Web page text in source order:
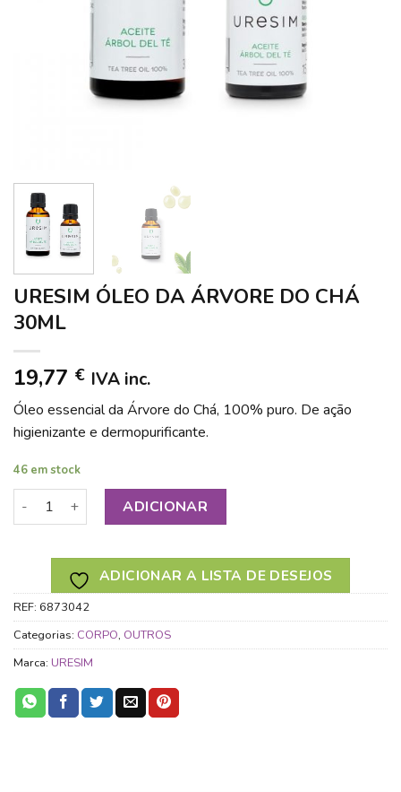
URESIM ÓLEO DA ÁRVORE DO CHÁ
30ML
19,77 € IVA inc.
Óleo essencial da Árvore do Chá, 100% puro. De ação
higienizante e dermopurificante.
46 em stock
Quantidade de URESIM ÓLEO DA ÁRVORE DO CHÁ 30ML
ADICIONAR
ADICIONAR A LISTA DE DESEJOS
REF: 6873042
Categorias: CORPO, OUTROS
Marca: URESIM